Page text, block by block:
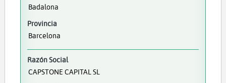
Badalona
Provincia
Barcelona
Razón Social
CAPSTONE CAPITAL SL